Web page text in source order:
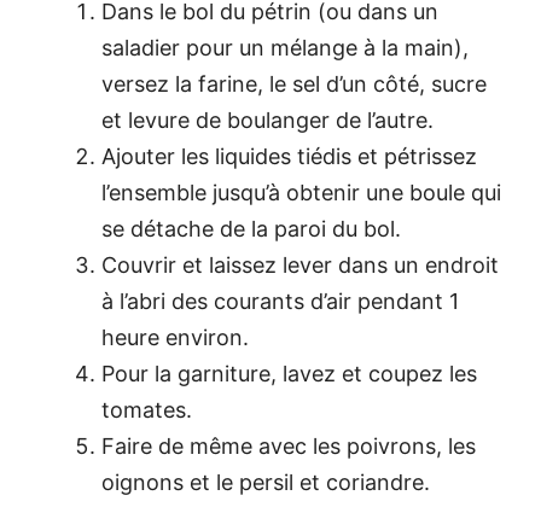
Dans le bol du pétrin (ou dans un
saladier pour un mélange à la main),
versez la farine, le sel d’un côté, sucre
et levure de boulanger de l’autre.
Ajouter les liquides tiédis et pétrissez
l’ensemble jusqu’à obtenir une boule qui
se détache de la paroi du bol.
Couvrir et laissez lever dans un endroit
à l’abri des courants d’air pendant 1
heure environ.
Pour la garniture, lavez et coupez les
tomates.
Faire de même avec les poivrons, les
oignons et le persil et coriandre.